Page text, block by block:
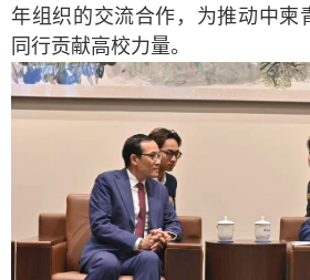
年组织的交流合作，为推动中柬
同行贡献高校力量。